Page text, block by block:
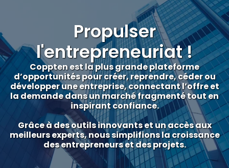
Propulser
l'entrepreneuriat !
Coppten est la plus grande plateforme
d’opportunités pour créer, reprendre, céder ou
développer une entreprise, connectant l’offre et
la demande dans un marché fragmenté tout en
inspirant confiance.
Grâce à des outils innovants et un accès aux
meilleurs experts, nous simplifions la croissance
des entrepreneurs et des projets.